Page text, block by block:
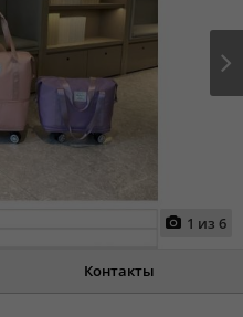
1 из 6
Контакты